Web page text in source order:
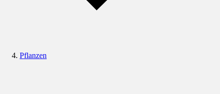
Pflanzen